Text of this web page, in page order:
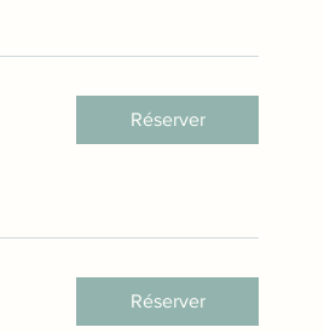
Réserver
Réserver